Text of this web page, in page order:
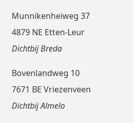
Munnikenheiweg 37
4879 NE Etten-Leur
Dichtbij Breda
Bovenlandweg 10
7671 BE Vriezenveen
Dichtbij Almelo